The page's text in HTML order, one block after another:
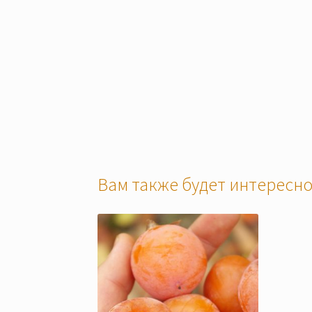
Вам также будет